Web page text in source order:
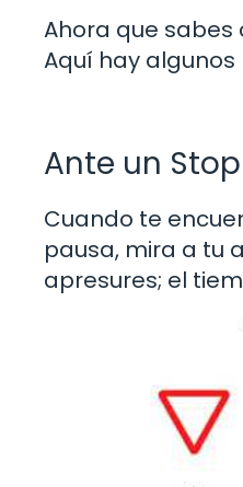
Ahora que
Aquí hay algunos
Ante un Stop
Cuando te
pausa, mira a tu
apresures; el